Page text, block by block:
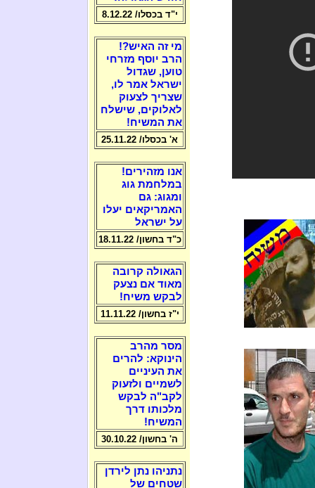
י"ד בכסלו/ 8.12.22
מי זה האיש?!
הרב יוסף מזרחי
טוען, שגדול
ישראל אמר לו,
שצריך לצעוק
לאלוקים, שישלח
את המשיח!
א' בכסלו/ 25.11.22
אנו מזהירים!
במלחמת גוג
ומגוג: גם
האמריקאים יעלו
על ישראל
כ"ד בחשון/ 18.11.22
הגאולה קרובה
מאוד אם נצעק
לבקש משיח!
י"ז בחשון/ 11.11.22
מסר מהרב
הינוקא: להרים
את העיניים
לשמיים ולזעוק
לקב"ה לבקש
מלכותו דרך
המשיח!
ה' בחשון/ 30.10.22
נתניהו נתן לירדן
שטחים של